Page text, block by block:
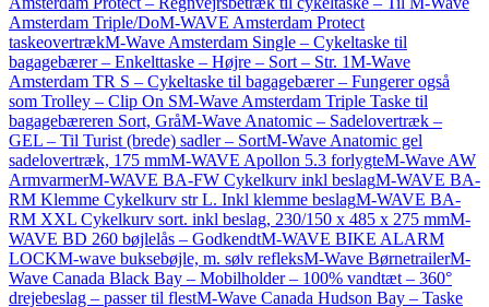
Amsterdam Triple/DoM-WAVE Amsterdam Protect
taskeovertrækM-Wave Amsterdam Single – Cykeltaske til
bagagebærer – Enkelttaske – Højre – Sort – Str. 1M-Wave
Amsterdam TR S – Cykeltaske til bagagebærer – Fungerer også
som Trolley – Clip On SM-Wave Amsterdam Triple Taske til
bagagebæreren Sort, GråM-Wave Anatomic – Sadelovertræk –
GEL – Til Turist (brede) sadler – SortM-Wave Anatomic gel
sadelovertræk, 175 mmM-WAVE Apollon 5.3 forlygteM-Wave AW
ArmvarmerM-WAVE BA-FW Cykelkurv inkl beslagM-WAVE BA-
RM Klemme Cykelkurv str L. Inkl klemme beslagM-WAVE BA-
RM XXL Cykelkurv sort. inkl beslag, 230/150 x 485 x 275 mmM-
WAVE BD 260 bøjlelås – GodkendtM-WAVE BIKE ALARM
LOCKM-wave buksebøjle, m. sølv refleksM-Wave BørnetrailerM-
Wave Canada Black Bay – Mobilholder – 100% vandtæt – 360°
drejebeslag – passer til flestM-Wave Canada Hudson Bay – Taske